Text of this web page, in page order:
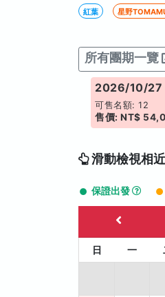
紅葉 星野
所有團期一覽
2026/10/27
可售名額: 12
售價: NT$
滑動檢視相
保證出發
日 一